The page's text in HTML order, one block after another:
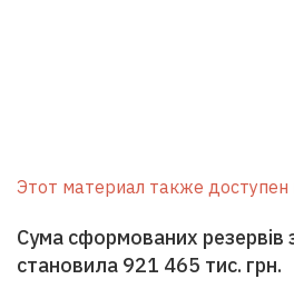
Этот материал также доступен
Сума сформованих
становила 921 465 тис. грн.